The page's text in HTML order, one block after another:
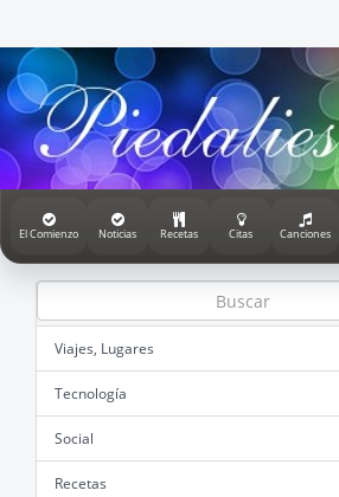
El Comienzo Noticias Recetas Citas Canciones
Viajes, Lugares
Tecnología
Social
Recetas